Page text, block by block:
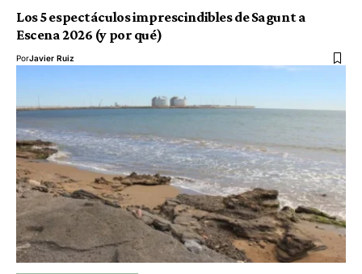
Los 5 espectáculos imprescindibles de Sagunt a
Escena 2026 (y por qué)
PorJavier Ruiz